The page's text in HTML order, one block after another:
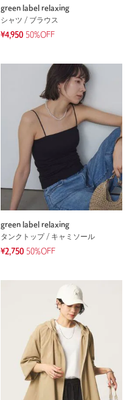
green label relaxing
シャツ / ブラウス
¥4,950 50%OFF
green label relaxing
タンクトップ / キャミソール
¥2,750 50%OFF